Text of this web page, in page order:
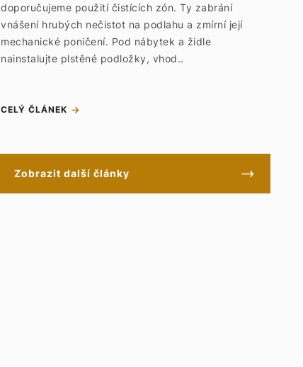
doporučujeme použití čistících zón. Ty zabrání
vnášení hrubých nečistot na podlahu a zmírní její
mechanické poničení. Pod nábytek a židle
nainstalujte plstěné podložky, vhod..
CELÝ ČLÁNEK
Zobrazit další články